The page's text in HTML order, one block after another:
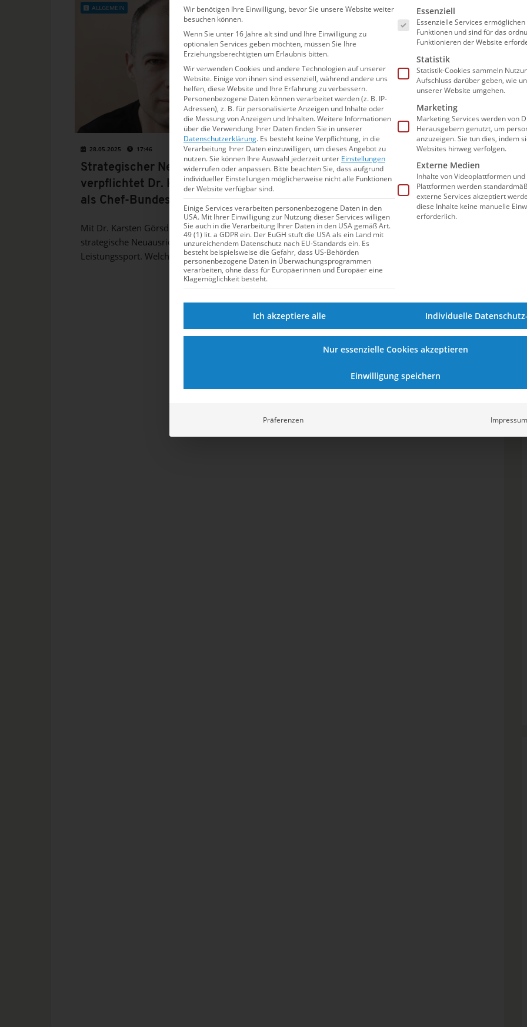
ALLGEMEIN
28.05.2025 17:46
Strategischer Neustart: DSV
verpflichtet Dr. Karsten Görsdorf
als Chef-Bundestrainer
Mit Dr. Karsten Görsdorf startet der DSV eine
strategische Neuausrichtung im
Leistungssport. Welche Innovationen der
renommierte Sportwissenschaftler mitbringt
– und wie der Weg zur Weltspitze im
SCHWIMMEN
03.10.2025 20:05
Besser atmen beim Schwimmen:
So bleibst du im Rhythmus
Die richtige Atmung ist im Becken von
entscheidender Bedeutung. Mit diesen Tipps
kannst du deine Technik optimieren und so
deine Zeiten verbessern.
Wir benötigen Ihre Einwilligung, bevor Sie unsere Website weiter
besuchen können.
Wenn Sie unter 16 Jahre alt sind und Ihre Einwilligung zu
optionalen Services geben möchten, müssen Sie Ihre
Erziehungsberechtigten um Erlaubnis bitten.
Wir verwenden Cookies und andere Technologien auf unserer
Website. Einige von ihnen sind essenziell, während andere uns
helfen, diese Website und Ihre Erfahrung zu verbessern.
Personenbezogene Daten können verarbeitet werden (z. B. IP-
Adressen), z. B. für personalisierte Anzeigen und Inhalte oder
die Messung von Anzeigen und Inhalten.Weitere Informationen
über die Verwendung Ihrer Daten finden Sie in unserer
Datenschutzerklärung. Es besteht keine Verpflichtung, in die
Verarbeitung Ihrer Daten einzuwilligen, um dieses Angebot zu
nutzen.Sie können Ihre Auswahl jederzeit unter Einstellungen
widerrufen oder anpassen. Bitte beachten Sie, dass aufgrund
individueller Einstellungen möglicherweise nicht alle Funktionen
der Website verfügbar sind.
Einige Services verarbeiten personenbezogene Daten in den
USA. Mit Ihrer Einwilligung zur Nutzung dieser Services willigen
Sie auch in die Verarbeitung Ihrer Daten in den USA gemäß Art.
49 (1) lit. a GDPR ein. Der EuGH stuft die USA als ein Land mit
unzureichendem Datenschutz nach EU-Standards ein. Es
besteht beispielsweise die Gefahr, dass US-Behörden
personenbezogene Daten in Überwachungsprogrammen
verarbeiten, ohne dass für Europäerinnen und Europäer eine
Klagemöglichkeit besteht.
Es folgt eine Liste der
Essenziell
Essenzielle Services
Funktionen und sind für das
Funktionieren der Website
Statistik
Statistik-Cookies sammeln
Aufschluss darüber geben, wie
unserer Website umgehen.
Marketing
Marketing Services werden von
Herausgebern genutzt, um
anzuzeigen. Sie tun dies, indem
Websites hinweg verfolgen.
Externe Medien
Inhalte von Videoplattformen
Plattformen werden
externe Services akzeptiert
diese Inhalte keine manuelle
erforderlich.
Ich akzeptiere alle Individuelle
Nur essenzielle Cookies akzeptieren
Einwilligung speichern
Präferenzen Impressum